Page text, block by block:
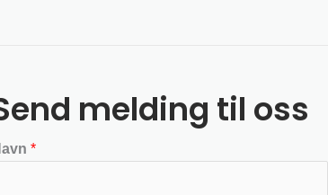
melding til oss
*